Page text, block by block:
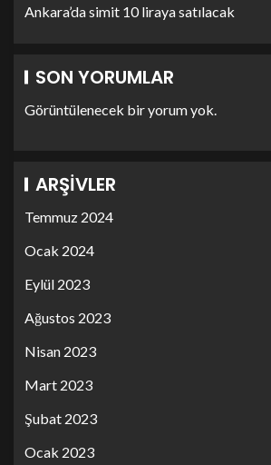
Ankara’da simit 10 liraya satılacak
SON YORUMLAR
Görüntülenecek bir yorum yok.
ARŞIVLER
Temmuz 2024
Ocak 2024
Eylül 2023
Ağustos 2023
Nisan 2023
Mart 2023
Şubat 2023
Ocak 2023